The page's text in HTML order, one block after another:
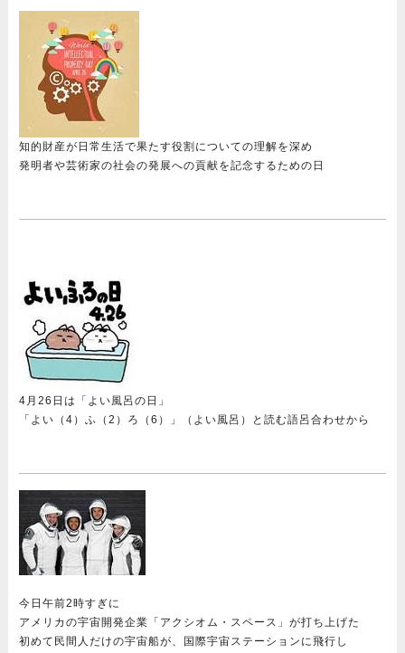
知的財産が日常生活で果たす役割についての理解を深め
発明者や芸術家の社会の発展への貢献を記念するための日
4月26日は「よい風呂の日」
「よい（4）ふ（2）ろ（6）」（よい風呂）と読む語呂合わせから
今日午前2時すぎに
アメリカの宇宙開発企業「アクシオム・スペース」が打ち上げた
初めて民間人だけの宇宙船が、国際宇宙ステーションに飛行し